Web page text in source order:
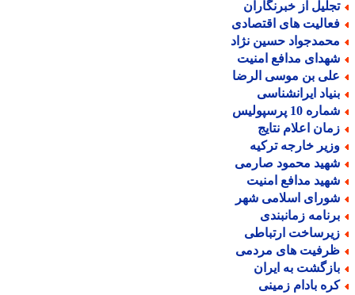
از خبرنگاران
های اقتصادی
حسین نژاد
مدافع امنیت
بن موسی الرضا
ایرانشناسی
10 پرسپولیس
اعلام نتایج
خارجه ترکیه
محمود صارمی
مدافع امنیت
اسلامی شهر
زمانبندی
ارتباطی
های مردمی
به ایران
بادام زمینی